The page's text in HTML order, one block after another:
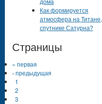
Как формируется
атмосфера на Титане,
спутнике Сатурна?
Страницы
« первая
‹ предыдущая
1
2
3